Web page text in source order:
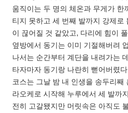
움직이는 두 명의 체온과 무게가 한
티지 못하고 세 번째 발까지 강제로
이 끊어질 것 같았고, 다리에 힘이
옆방에서 동기는 이미 기절해버려
나서는 순간부터 계단을 내려가는
타자마자 동기랑 나란히 뻗어버렸
코스는 그날 밤 내 인생을 송두리째
라오케로 시작해 누루에서 세 발까
전히 고갈됐지만 머릿속은 아직도